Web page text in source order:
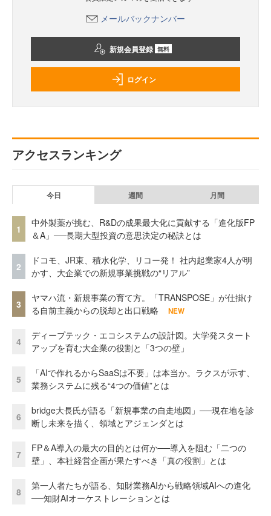
メールバックナンバー
新規会員登録 無料
ログイン
アクセスランキング
今日 週間 月間
1
中外製薬が挑む、R&Dの成果最大化に貢献する「進化版FP
＆A」──長期大型投資の意思決定の秘訣とは
2
ドコモ、JR東、積水化学、リコー発！ 社内起業家4人が明
かす、大企業での新規事業挑戦の“リアル”
3
ヤマハ流・新規事業の育て方。「TRANSPOSE」が仕掛け
る自前主義からの脱却と出口戦略
NEW
4
ディープテック・エコシステムの設計図。大学発スタート
アップを育む大企業の役割と「3つの壁」
5
「AIで作れるからSaaSは不要」は本当か。ラクスが示す、
業務システムに残る“4つの価値”とは
6
bridge大長氏が語る「新規事業の自走地図」──現在地を診
断し未来を描く、領域とアジェンダとは
7
FP＆A導入の最大の目的とは何か──導入を阻む「二つの
壁」、本社経営企画が果たすべき「真の役割」とは
8
第一人者たちが語る、知財業務AIから戦略領域AIへの進化
──知財AIオーケストレーションとは